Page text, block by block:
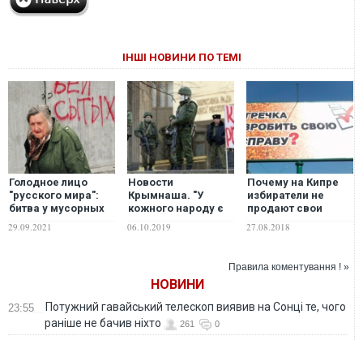
ІНШІ НОВИНИ ПО ТЕМІ
Голодное лицо
"русского мира":
битва у мусорных
баков
29.09.2021
Новости
Крымнаша. "У
кожного народу є
такі запроданці і
вилюдки…"
06.10.2019
Почему на Кипре
избиратели не
продают свои
голоса за гречку и
вообще не
27.08.2018
Правила коментування ! »
НОВИНИ
23:55
Потужний гавайський телескоп виявив на Сонці те, чого
раніше не бачив ніхто
261 0